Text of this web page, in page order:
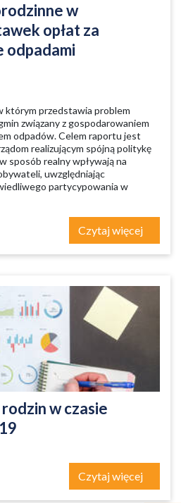
w
opłat za
odpadami
którym przedstawia problem
związany z gospodarowaniem
odpadów. Celem raportu jest
realizującym spójną politykę
sposób realny wpływają na
uwzględniając
partycypowania w
Czytaj więcej
w czasie
Czytaj więcej